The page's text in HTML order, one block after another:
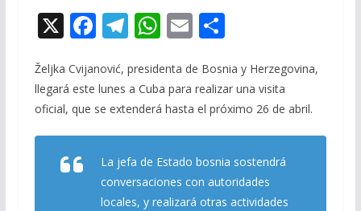
X F
e
b
o
o
k
T
e
gr
a
m
W
at
s
A
p
p
E
ai
l
C
m
p
ar
ti
r
Željka Cvijanović, presidenta de Bosnia y Herzegovina,
llegará este lunes a Cuba para realizar una visita
oficial, que se extenderá hasta el próximo 26 de abril.
La jefa de Estado bosnia sostendrá
conversaciones con autoridades
locales, y realizará otras actividades